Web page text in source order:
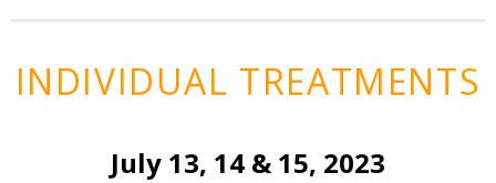
INDIVIDUAL TREATMENTS
July 13, 14 & 15, 2023